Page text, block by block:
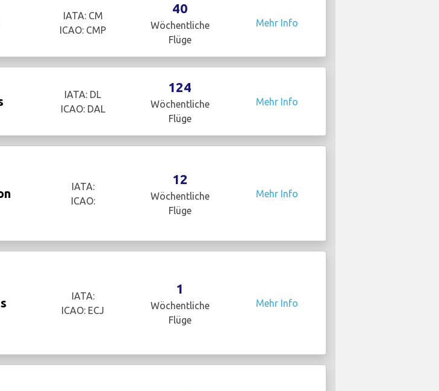
IATA: CM
ICAO: CMP
40
Wöchentliche
Flüge
Mehr Info
IATA: DL
ICAO: DAL
124
Wöchentliche
Flüge
Mehr Info
IATA:
ICAO:
12
Wöchentliche
Flüge
Mehr Info
IATA:
ICAO: ECJ
1
Wöchentliche
Flüge
Mehr Info